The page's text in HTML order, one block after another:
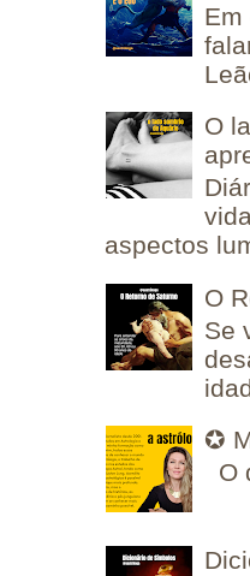
Em
O
aspectos
O
Se
✪
O